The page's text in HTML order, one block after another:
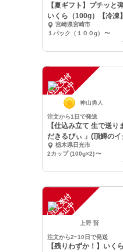
【夏ギフト】プチッと
いくら（100g）【冷凍】
宮崎県宮崎市
１パック（１００g）
〜
注
文
受
付
停
止
中
神山勇人
注文から1日で発送
【仕込み立て 生で送り
だきるびぃ 」(頂鱒のイ
栃木県日光市
2カップ (100g×2)〜
注
文
受
付
停
止
中
上野 賢
注文から2~10日で発送
【残りわずか！】いく